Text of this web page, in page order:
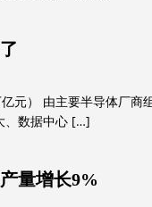
元） 由主要半导体厂商
、数据中心 […]
量增长9%